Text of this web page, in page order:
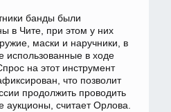
банды были
в Чите, при этом у них
маски и наручники, в
использованные в ходе
на этот инструмент
что позволит
продолжить проводить
аукционы, считает Орлова.